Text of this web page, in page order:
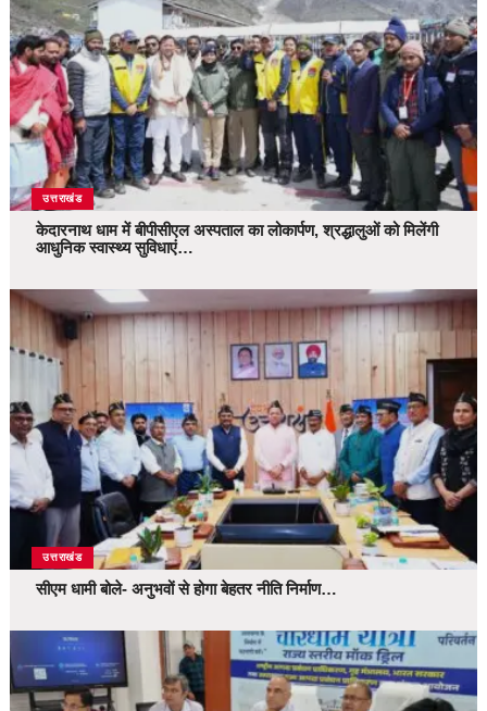
उत्तराखंड
केदारनाथ धाम में बीपीसीएल अस्पताल का लोकार्पण, श्रद्धालुओं को मिलेंगी
आधुनिक स्वास्थ्य सुविधाएं…
उत्तराखंड
सीएम धामी बोले- अनुभवों से होगा बेहतर नीति निर्माण…